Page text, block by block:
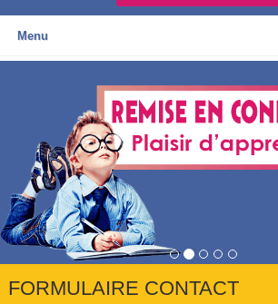
Menu
FORMULAIRE CONTACT